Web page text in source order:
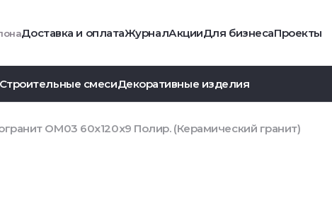
Доставка и оплатаЖурналАкцииДля бизнесаПроекты
Строительные смесиДекоративные изделия
OM03 60x120х9 Полир. (Керамический гранит)